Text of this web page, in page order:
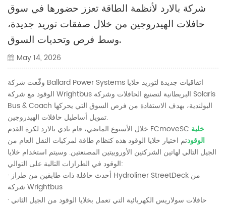
شركة بالارد لأنظمة الطاقة تعزز حضورها في سوق
حافلات الهيدروجين من خلال صفقات توريد جديدة،
وسط فرص وتحديات السوق.
May 14, 2026
وقّعت شركة Ballard Power Systems اتفاقيات جديدة لتوريد خلايا
الوقود مع شركة Wrightbus البريطانية لتصنيع الحافلات وشركة Solaris
Bus & Coach البولندية، بهدف الاستفادة من فرص السوق التي يحركها
تمويل أساطيل حافلات الهيدروجين.
خلال الأسبوع الماضي، قام نادي بالارد لكرة القدم FCmoveSC خلية
الوقودتم اختيار خلايا الوقود هذه كنظام طاقة لمركبات النقل العام من
الجيل التالي لهاتين الشركتين الأوروبيتين المصنعتين. وسيتم استخدام خلايا
الوقود في الطرازات التالية على التوالي:
· أحدث حافلة ذات طابقين من طراز Hydroliner StreetDeck من
شركة Wrightbus
· حافلات سولاريس الكهربائية التي تعمل بخلايا الوقود من الجيل الثاني